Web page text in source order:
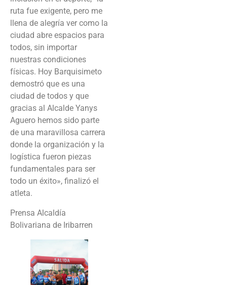
ruta fue exigente, pero me
llena de alegría ver como la
ciudad abre espacios para
todos, sin importar
nuestras condiciones
físicas. Hoy Barquisimeto
demostró que es una
ciudad de todos y que
gracias al Alcalde Yanys
Aguero hemos sido parte
de una maravillosa carrera
donde la organización y la
logística fueron piezas
fundamentales para ser
todo un éxito», finalizó el
atleta.
Prensa Alcaldía
Bolivariana de Iribarren